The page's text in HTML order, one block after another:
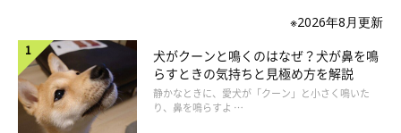
“ひんやりグッズ”は万が一に備えて持っておくと安心♪
※2026年8月更新
犬がクーンと鳴くのはなぜ？犬が鼻を鳴
らすときの気持ちと見極め方を解説
静かなときに、愛犬が「クーン」と小さく鳴いた
り、鼻を鳴らすよ …